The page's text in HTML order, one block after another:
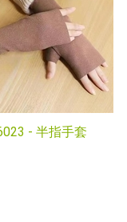
- 半指手套